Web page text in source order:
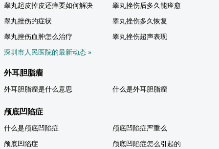
睾丸起皮掉皮还痒要如何解决
睾丸挫伤后多久能痊愈
睾丸挫伤的症状
睾丸挫伤多久恢复
睾丸挫伤血肿怎么治疗
睾丸挫伤超声表现
深圳市人民医院的最新动态 »
外耳胆脂瘤
外耳胆脂瘤是什么意思 什么是外耳胆脂瘤
颅底凹陷症
什么是颅底凹陷症
颅底凹陷症严重么
颅底凹陷症
颅底凹陷症怎么引起的